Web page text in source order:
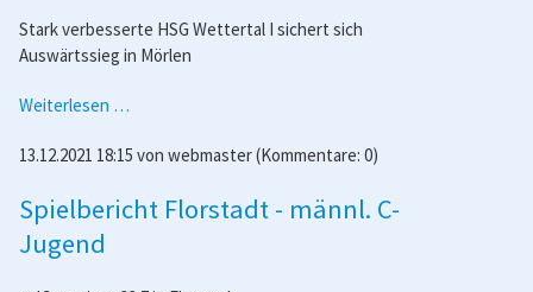
Stark verbesserte HSG Wettertal I sichert sich
Auswärtssieg in Mörlen
Weiterlesen …
Mörlen
Männer
13.12.2021 18:15 von webmaster(Kommentare: 0)
Spielbericht Florstadt - männl. C-
Jugend